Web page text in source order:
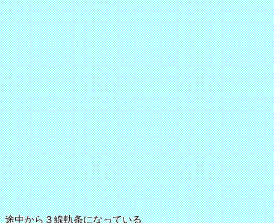
途中から３線軌条になっている